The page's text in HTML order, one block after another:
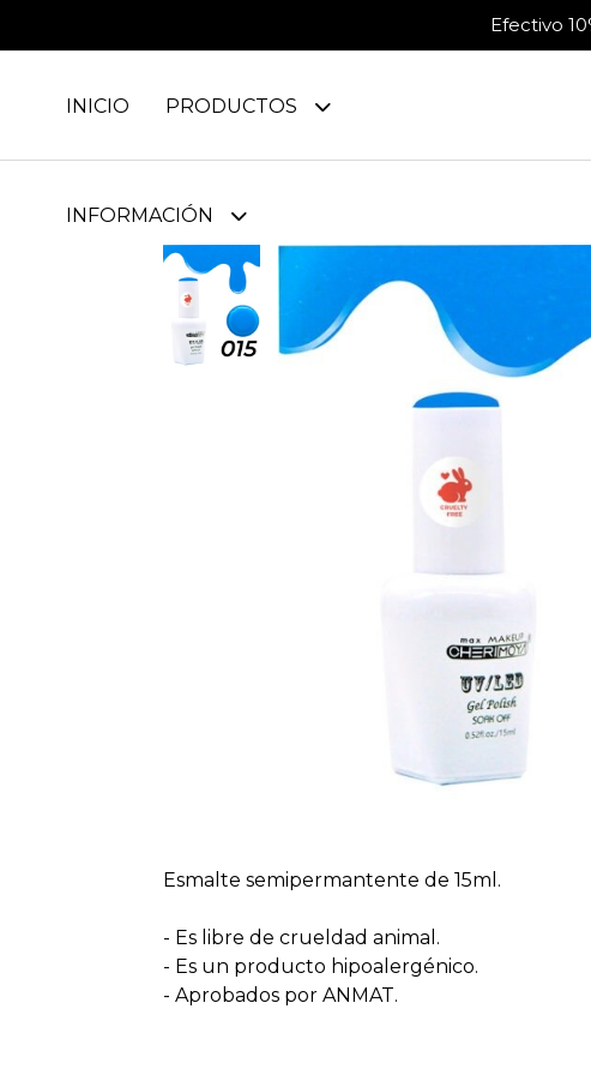
Efectivo
INICIO PRODUCTOS
INFORMACIÓN
Esmalte semipermantente de 15ml.
- Es libre de crueldad animal.
- Es un producto hipoalergénico.
- Aprobados por ANMAT.